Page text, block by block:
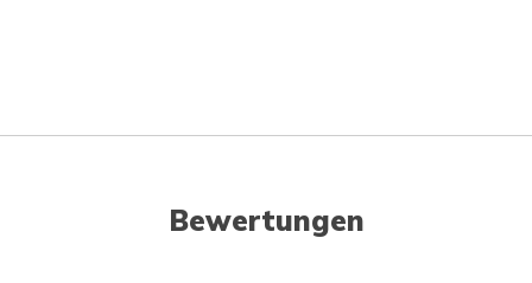
Bewertungen